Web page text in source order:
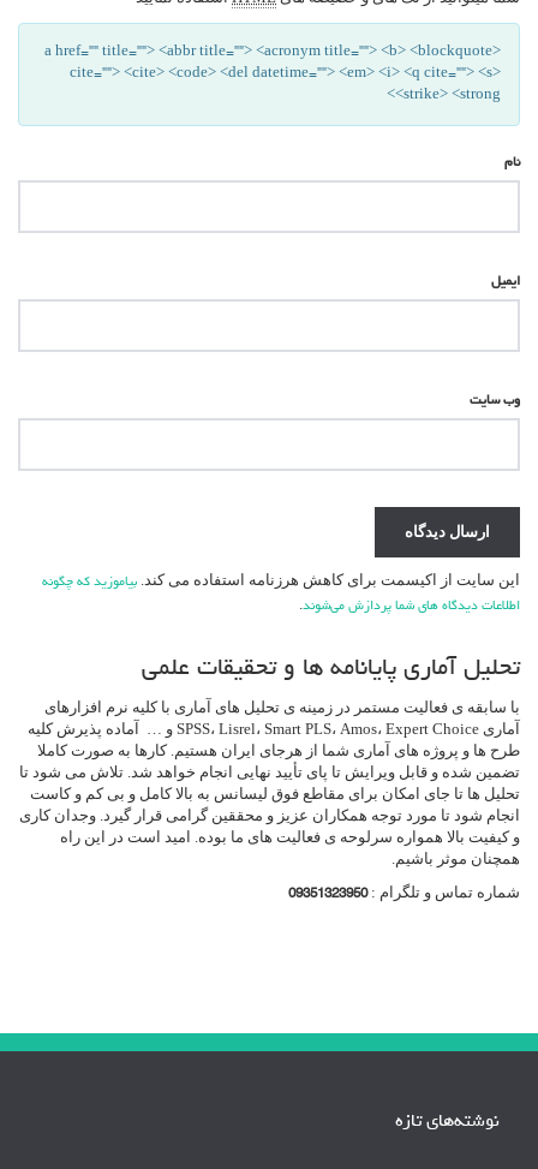
<a href="" title=""> <abbr title=""> <acronym title=""> <b> <blockquote
cite=""> <cite> <code> <del datetime=""> <em> <i> <q cite=""> <s>
<strike> <strong>
نام
ایمیل
وب‌ سایت
این سایت از اکیسمت برای کاهش هرزنامه استفاده می کند. بیاموزید که چگونه
اطلاعات دیدگاه های شما پردازش می‌شوند.
تحلیل آماری پایانامه ها و تحقیقات علمی
با سابقه ی فعالیت مستمر در زمینه ی تحلیل های آماری با کلیه نرم افزارهای
آماری SPSS، Lisrel، Smart PLS، Amos، Expert Choice و … آماده پذیرش کلیه
طرح ها و پروژه های آماری شما از هرجای ایران هستیم. کارها به صورت کاملا
تضمین شده و قابل ویرایش تا پای تأیید نهایی انجام خواهد شد. تلاش می شود تا
تحلیل ها تا جای امکان برای مقاطع فوق لیسانس به بالا کامل و بی کم و کاست
انجام شود تا مورد توجه همکاران عزیز و محققین گرامی قرار گیرد. وجدان کاری
و کیفیت بالا همواره سرلوحه ی فعالیت های ما بوده. امید است در این راه
همچنان موثر باشیم.
شماره تماس و تلگرام :09351323950
نوشته‌های تازه